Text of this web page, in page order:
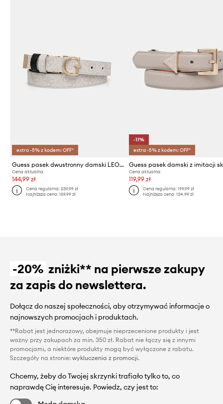
extra -5% z kodem: OFF*
Guess pasek dwustronny damski LEONA
Cena aktualna:
144,99 zł
Cena regularna:239,99 zł
Najniższa cena:159,99 zł
-11%
extra -5% z kodem: OFF*
Cena aktualna:
119,99 zł
Cena regularna: 199,99 zł
Najniższa cena: 134,99 zł
-20% zniżki** na pierwsze zakupy
za zapis do newslettera.
Dołącz do naszej społeczności, aby otrzymywać informacje o
najnowszych promocjach i produktach.
**Rabat jest jednorazowy, obejmuje nieprzecenione produkty i jest
ważny przy zakupach za min. 350 zł. Rabat nie łączy się z innymi
promocjami, a niektóre produkty mogą być wyłączone z rabatu.
Szczegóły na stronie: wykluczenia z promocji.
Chcemy, żeby do Twojej skrzynki trafiało tylko to, co
naprawdę Cię interesuje. Powiedz, czy jest to: